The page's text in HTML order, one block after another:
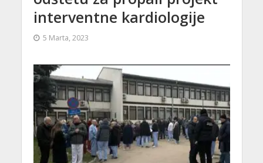
interventne kardiologije
5 Marta, 2023